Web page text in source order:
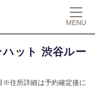
MENU
ット 渋谷ルー
※住所詳細は予約確定後に